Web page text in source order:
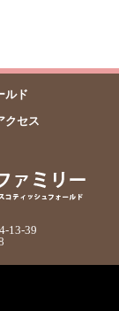
ルド
クセス
13-39